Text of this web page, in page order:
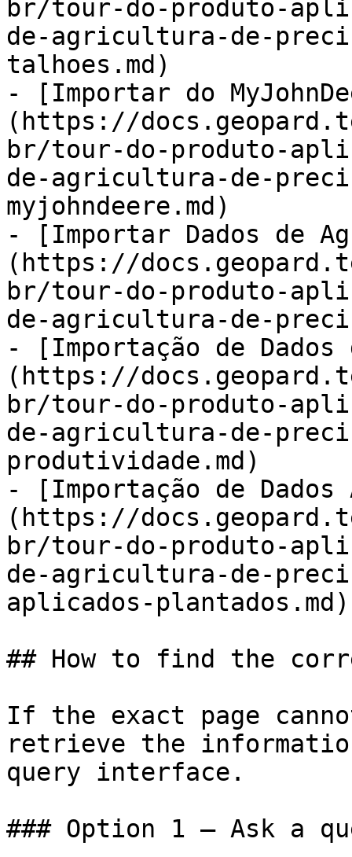
br/tour-do-produto-
de-agricultura-de-
talhoes.md)
- [Importar do
(https://
br/tour-do-produto-
de-agricultura-de-
myjohndeere.md)
- [Importar Dados de
(https://
br/tour-do-produto-
de-agricultura-de-
- [Importação de
(https://
br/tour-do-produto-
de-agricultura-de-
produtividade.md)
- [Importação de
(https://
br/tour-do-produto-
de-agricultura-de-
aplicados-plantados.md)
## How to find the
If the exact page
retrieve the
query interface.
### Option 1 — Ask a